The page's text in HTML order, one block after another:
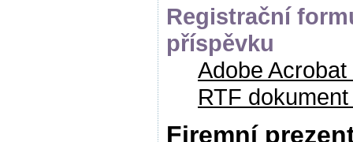
Registrační
příspěvku
Adobe
RTF
Firemní